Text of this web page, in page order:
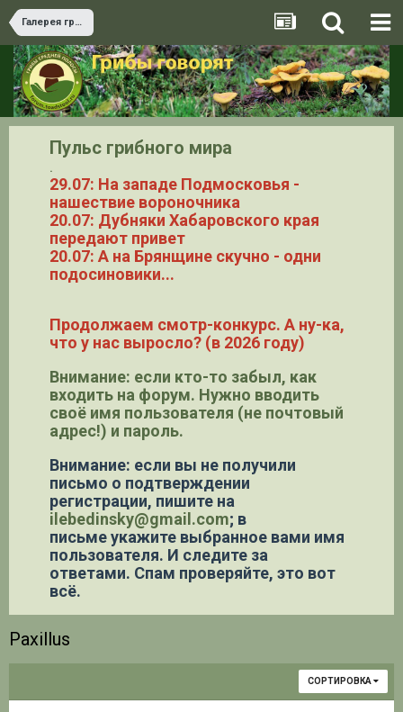
Галерея грибов
Пульс грибного мира
.
29.07: На западе Подмосковья -
нашествие вороночника
20.07: Дубняки Хабаровского края
передают привет
20.07: А на Брянщине скучно - одни
подосиновики...
Продолжаем смотр-конкурс. А ну-ка,
что у нас выросло? (в 2026 году)
Внимание: если кто-то забыл, как
входить на форум. Нужно вводить
своё имя пользователя (не почтовый
адрес!) и пароль.
Внимание: если вы не получили
письмо о подтверждении
регистрации, пишите на
ilebedinsky@gmail.com; в
письме укажите выбранное вами имя
пользователя. И следите за
ответами. Спам проверяйте, это вот
всё.
Paxillus
СОРТИРОВКА